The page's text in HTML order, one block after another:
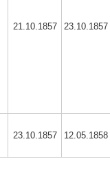
21.10.1857 23.10.1857
23.10.1857 12.05.1858